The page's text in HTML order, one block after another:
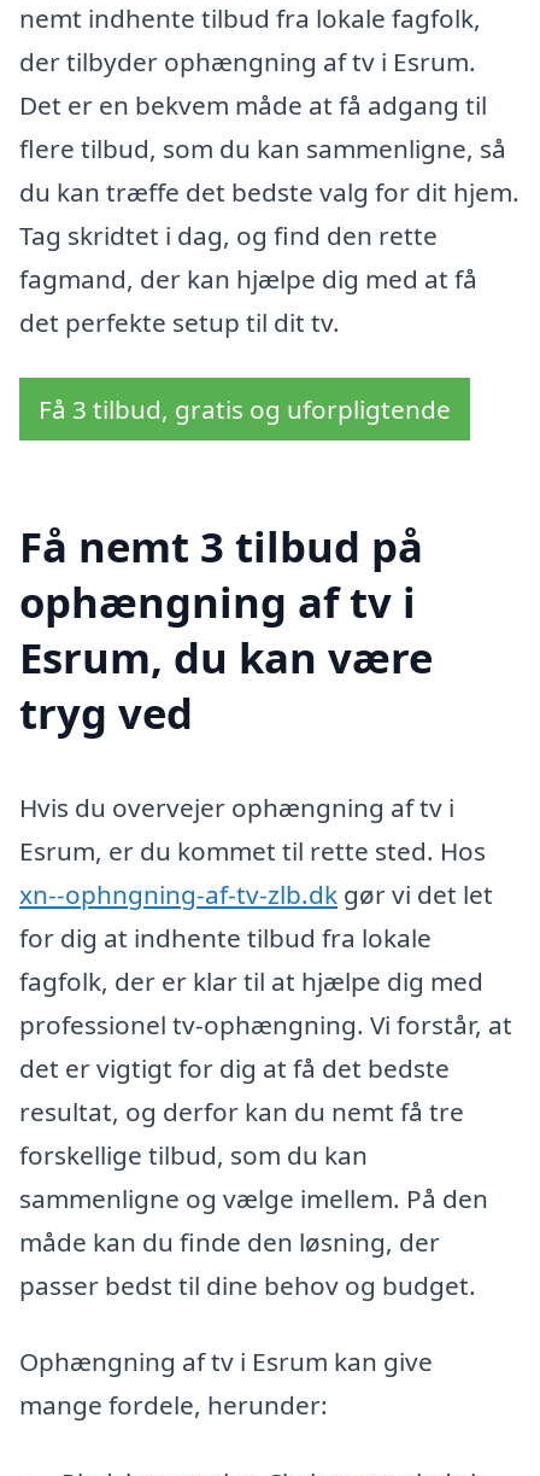
nemt indhente tilbud fra lokale fagfolk,
der tilbyder ophængning af tv i Esrum.
Det er en bekvem måde at få adgang til
flere tilbud, som du kan sammenligne, så
du kan træffe det bedste valg for dit hjem.
Tag skridtet i dag, og find den rette
fagmand, der kan hjælpe dig med at få
det perfekte setup til dit tv.
Få 3 tilbud, gratis og uforpligtende
Få nemt 3 tilbud på
ophængning af tv i
Esrum, du kan være
tryg ved
Hvis du overvejer ophængning af tv i
Esrum, er du kommet til rette sted. Hos
xn--ophngning-af-tv-zlb.dk gør vi det let
for dig at indhente tilbud fra lokale
fagfolk, der er klar til at hjælpe dig med
professionel tv-ophængning. Vi forstår, at
det er vigtigt for dig at få det bedste
resultat, og derfor kan du nemt få tre
forskellige tilbud, som du kan
sammenligne og vælge imellem. På den
måde kan du finde den løsning, der
passer bedst til dine behov og budget.
Ophængning af tv i Esrum kan give
mange fordele, herunder: